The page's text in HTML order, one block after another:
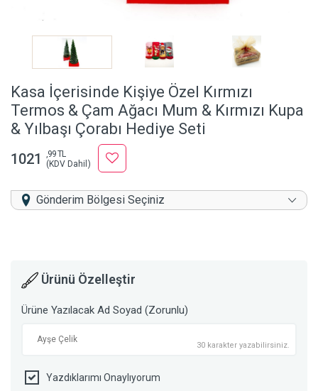
Kasa İçerisinde Kişiye Özel Kırmızı
Termos & Çam Ağacı Mum & Kırmızı Kupa
& Yılbaşı Çorabı Hediye Seti
1021
,99 TL
(KDV Dahil)
Gönderim Bölgesi Seçiniz
Ürünü Özelleştir
Ürüne Yazılacak Ad Soyad (Zorunlu)
30 karakter yazabilirsiniz.
Yazdıklarımı Onaylıyorum